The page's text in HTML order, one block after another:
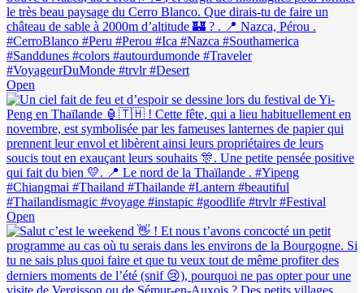
Open
Open